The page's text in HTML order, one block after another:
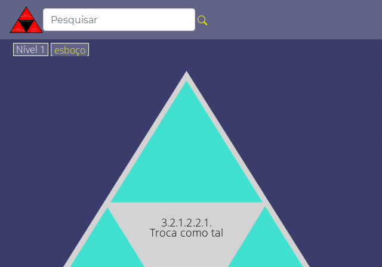
Nível 1 esboço
3.2.1.2.2.1.
Troca como tal